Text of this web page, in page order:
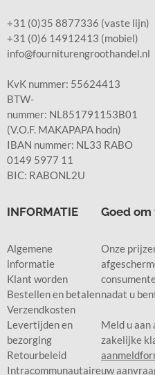
+31 (0)35 8877336 (vaste lijn)
+31 (0)6 14912413 (mobiel)
info@fourniturengroothandel.nl
KvK nummer: 55624413
BTW-
nummer: NL851791153B01
(V.O.F. MAKAPAPA hodn)
IBAN nummer: NL33 RABO
0149 5977 11
BIC: RABONL2U
INFORMATIE
Algemene
informatie
Klant worden
Bestellen en betalen
Verzendkosten
Levertijden en
bezorging
Retourbeleid
Intracommunautaire
Goed
Onze
nadat u
Meld u aan
zakelijke
uw